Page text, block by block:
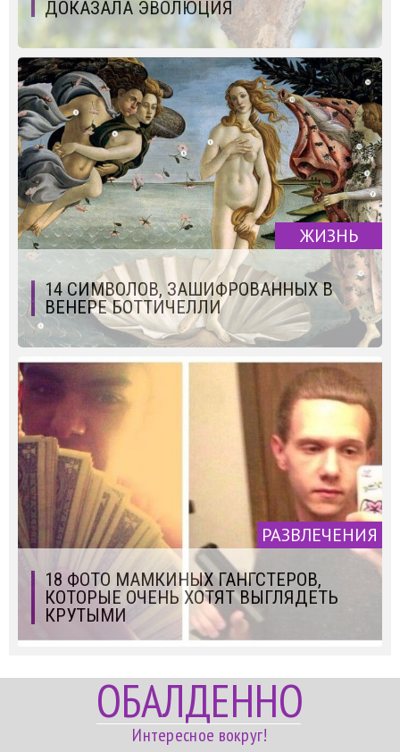
ДОКАЗАЛА ЭВОЛЮЦИЯ
ЖИЗНЬ
14 СИМВОЛОВ, ЗАШИФРОВАННЫХ В
ВЕНЕРЕ БОТТИЧЕЛЛИ
РАЗВЛЕЧЕНИЯ
18 ФОТО МАМКИНЫХ ГАНГСТЕРОВ,
КОТОРЫЕ ОЧЕНЬ ХОТЯТ ВЫГЛЯДЕТЬ
КРУТЫМИ
ОБАЛДЕННО
Интересное вокруг!